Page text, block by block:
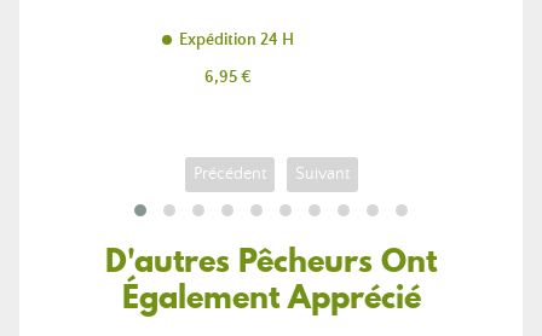
Expédition 24 H
Prix
6,95 €
Précédent Suivant
D'autres Pêcheurs Ont
Également Apprécié